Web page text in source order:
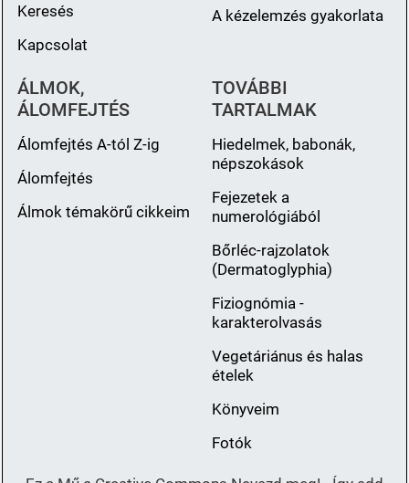
Keresés
Kapcsolat
A kézelemzés gyakorlata
ÁLMOK,
ÁLOMFEJTÉS
Álomfejtés A-tól Z-ig
Álomfejtés
Álmok témakörű cikkeim
TOVÁBBI
TARTALMAK
Hiedelmek, babonák,
népszokások
Fejezetek a
numerológiából
Bőrléc-rajzolatok
(Dermatoglyphia)
Fiziognómia -
karakterolvasás
Vegetáriánus és halas
ételek
Könyveim
Fotók